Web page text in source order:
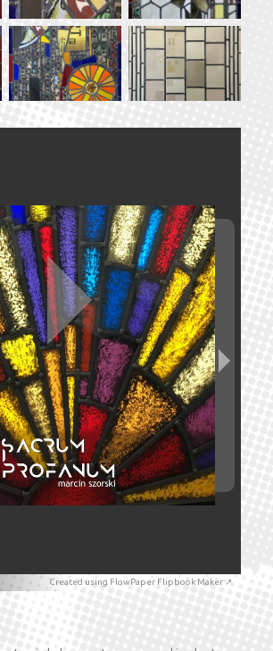
Created using FlowPaper Flipbook Maker ↗